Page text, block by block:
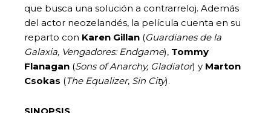
que busca una solución a contrarreloj. Además
del actor neozelandés, la película cuenta en su
reparto con Karen Gillan (Guardianes de la
Galaxia, Vengadores: Endgame), Tommy
Flanagan (Sons of Anarchy, Gladiator) y Marton
Csokas (The Equalizer, Sin City).
SINOPSIS